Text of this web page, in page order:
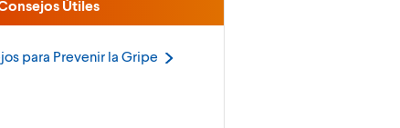
Útiles
para Prevenir laGripe